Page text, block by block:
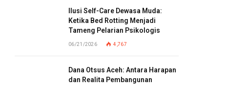
Ilusi Self-Care Dewasa Muda:
Ketika Bed Rotting Menjadi
Tameng Pelarian Psikologis
06/21/2026 4,767
Dana Otsus Aceh: Antara Harapan
dan Realita Pembangunan